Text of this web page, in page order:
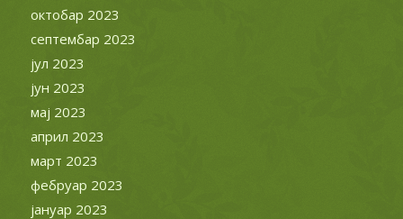
октобар 2023
септембар 2023
јул 2023
јун 2023
мај 2023
април 2023
март 2023
фебруар 2023
јануар 2023